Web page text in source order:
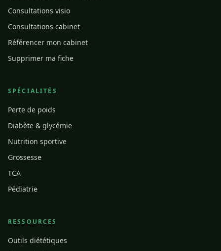
Consultations visio
Consultations cabinet
Référencer mon cabinet
Supprimer ma fiche
SPÉCIALITÉS
Perte de poids
Diabète & glycémie
Nutrition sportive
Grossesse
TCA
Pédiatrie
RESSOURCES
Outils diététiques